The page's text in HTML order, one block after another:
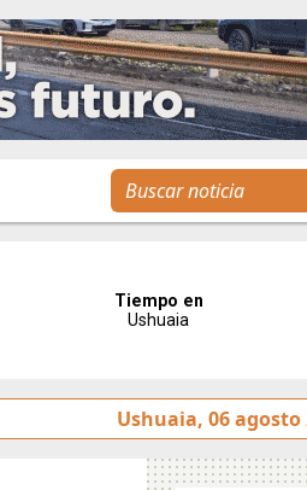
de intereses” Tierra del
Ushuaia, 06 agosto